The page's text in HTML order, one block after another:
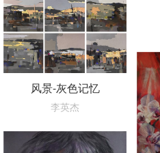
风景-灰色记忆
李英杰